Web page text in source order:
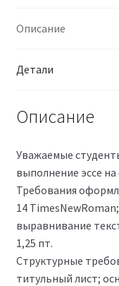
Описание
Детали
Описание
Уважаемые
выполнение эссе
Требования
14
выравнивание
1,25 пт.
Структурные
титульный лист;